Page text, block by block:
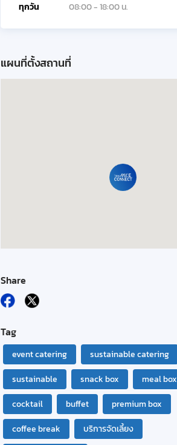
ทุกวัน
08:00 - 18:00 น.
แผนที่ตั้งสถานที่
Share
Tag
event catering
sustainable catering
sustainable
snack box
meal box
cocktail
buffet
premium box
coffee break
บริการจัดเลี้ยง